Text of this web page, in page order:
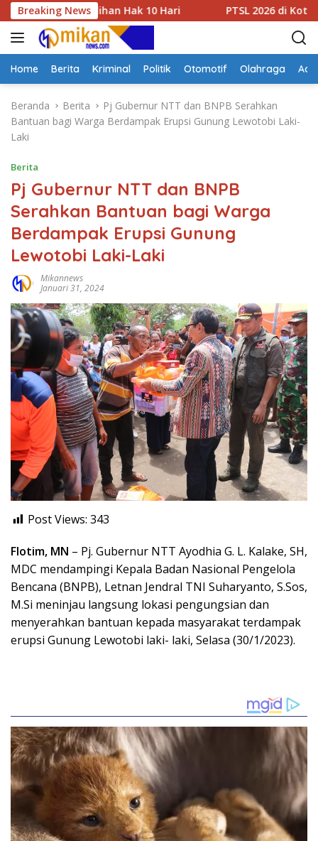
a
g
u
Breaking News
Peralihan Hak 10 Hari PTSL 2026 di Kotabes,
Home Berita Kriminal Politik Otomotif Olahraga
Beranda Berita
Pj Gubernur NTT dan BNPB Serahkan
Bantuan bagi Warga Berdampak Erupsi Gunung Lewotobi Laki-
Laki
Berita
Pj Gubernur NTT dan BNPB
Serahkan Bantuan bagi Warga
Berdampak Erupsi Gunung
Lewotobi Laki-Laki
Mikannews
Januari 31, 2024
Post Views: 343
Flotim, MN – Pj. Gubernur NTT Ayodhia G. L. Kalake, SH,
MDC mendampingi Kepala Badan Nasional Pengelola
Bencana (BNPB), Letnan Jendral TNI Suharyanto, S.Sos,
M.Si meninjau langsung lokasi pengungsian dan
menyerahkan bantuan kepada masyarakat terdampak
erupsi Gunung Lewotobi laki- laki, Selasa (30/1/2023).